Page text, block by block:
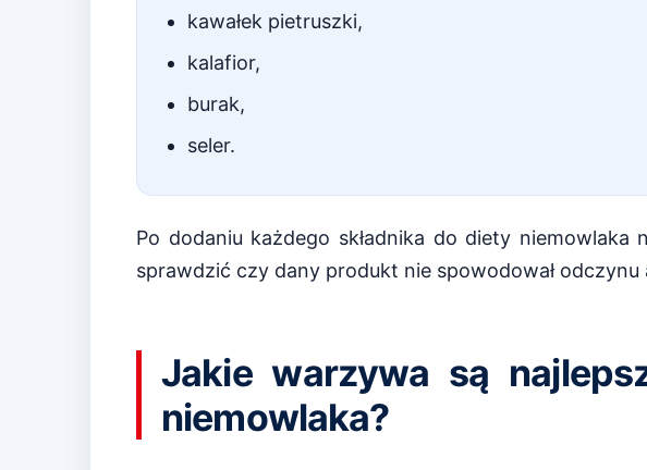
kawałek pietruszki,
kalafior,
burak,
seler.
Po dodaniu każdego składnika do diety
sprawdzić czy dany produkt nie spowodował odczynu
Jakie warzywa są
niemowlaka?